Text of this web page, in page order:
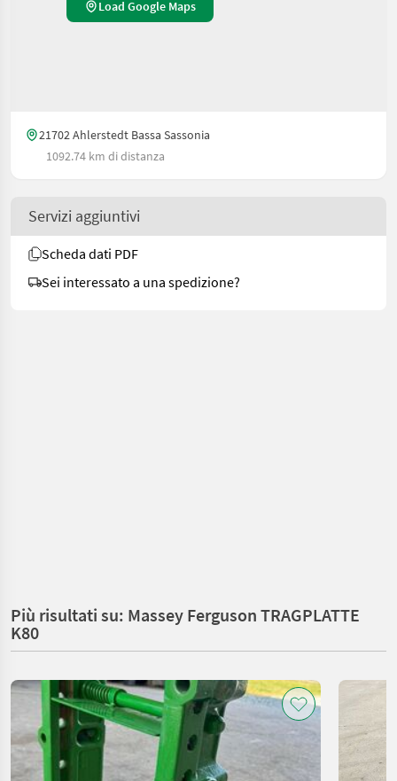
Load Google Maps
21702 Ahlerstedt Bassa Sassonia
1092.74 km di distanza
Servizi aggiuntivi
Scheda dati PDF
Sei interessato a una spedizione?
Più risultati su: Massey Ferguson TRAGPLATTE
K80